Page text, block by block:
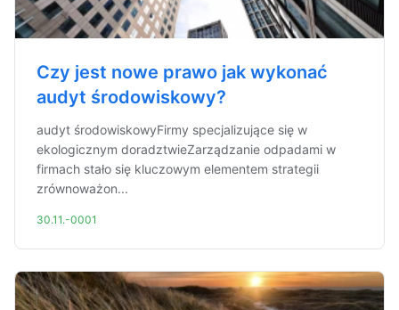
Czy jest nowe prawo jak wykonać
audyt środowiskowy?
audyt środowiskowyFirmy specjalizujące się w
ekologicznym doradztwieZarządzanie odpadami w
firmach stało się kluczowym elementem strategii
zrównoważon...
30.11.-0001